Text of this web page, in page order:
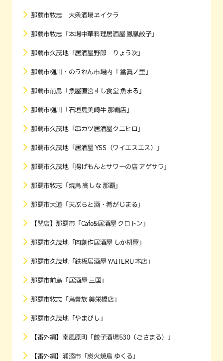
那覇市牧志 大衆酒場ヱイクラ
那覇市牧志「本場中華料理居酒屋 鳳凰餃子」
那覇市久茂地「居酒屋野郎 りょう次」
那覇市樋川・のうれん市場内「 當眞ノ里」
那覇市前島「魚屋直営すし食堂 魚まる」
那覇市樋川「石垣島美崎牛 那覇店」
那覇市久茂地「串カツ居酒屋クニヒロ」
那覇市久茂地「居酒屋 YSS（ワイエスエス）」
那覇市久茂地「揚げもんとサワーの店 アゲサワ」
那覇市牧志「焼鳥 髙しな 那覇」
那覇市大道「天ぷらと酒・肴がじまる」
【閉店】那覇市「Cafe&居酒屋 クロトン」
那覇市久茂地「肉創作居酒屋 しか枡屋」
那覇市久茂地「鉄板居酒屋 YAITERU 本店」
那覇市前島「居酒屋 三国」
那覇市牧志「鳥貴族 美栄橋店」
那覇市久茂地「やまびし」
【番外編】南風原町「餃子酒場530（ごさまる）」
【番外編】浦添市「炭火焼鳥 ゆくる」